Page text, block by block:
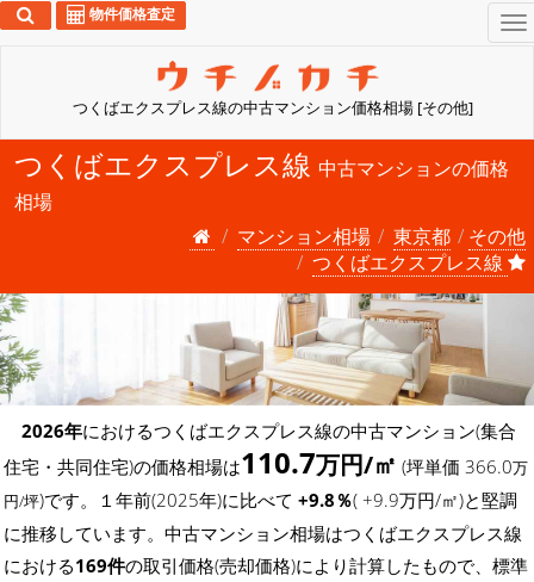
つくばエクスプレス線の中古マンション価格相場 [その他]
物件価格査定
つくばエクスプレス線 中古マンションの価格
相場
マンション相場
東京都
その他
つくばエクスプレス線
2026年におけるつくばエクスプレス線の中古マンション(集合
住宅・共同住宅)の価格相場は110.7万円/㎡ (坪単価 366.0万
円/坪)です。１年前(2025年)に比べて +9.8％( +9.9万円/㎡)と堅調
に推移しています。中古マンション相場はつくばエクスプレス線
における169件の取引価格(売却価格)により計算したもので、標準